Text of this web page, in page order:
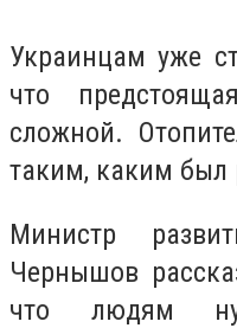
Украинцам уже
что
сложной.
таким, каким был
Министр
Чернышов
что людям